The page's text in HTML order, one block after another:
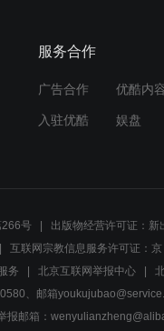
服务合作
广告合作 优酷内
入驻优酷 娱盘
266号
出版物经营许可证：
互联网宗教信息服务许可证：
务 北京互联网举报中心
、邮箱
报邮箱：